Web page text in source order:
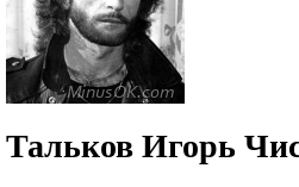
Тальков Игорь